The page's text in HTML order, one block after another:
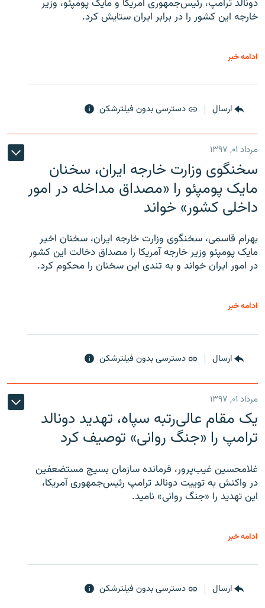
دونالد ترامپ، رئیس‌جمهوری آمریکا و مایک پومپئو، وزیر
خارجه این کشور را در برابر ایران ستایش کرد.
ادامه خبر
ارسال دسترسی بدون فیلترشکن
مرداد ۰۱, ۱۳۹۷
سخنگوی وزارت خارجه ایران، سخنان
مایک پومپئو را «مصداق مداخله در امور
داخلی کشور» خواند
بهرام قاسمی، سخنگوی وزارت خارجه ایران، سخنان اخیر
مایک پومپئو وزیر خارجه آمریکا را مصداق دخالت این کشور
در امور ایران خواند و به تندی این سخنان را محکوم کرد.
ادامه خبر
ارسال دسترسی بدون فیلترشکن
مرداد ۰۱, ۱۳۹۷
یک مقام عالی‌رتبه سپاه، تهدید دونالد
ترامپ را «جنگ روانی» توصیف کرد
غلامحسین غیب‌پرور، فرمانده سازمان بسیج مستضعفین
در واکنش به توییت دونالد ترامپ رئیس‌جمهوری آمریکا،
این تهدید را «جنگ روانی» نامید.
ادامه خبر
ارسال دسترسی بدون فیلترشکن